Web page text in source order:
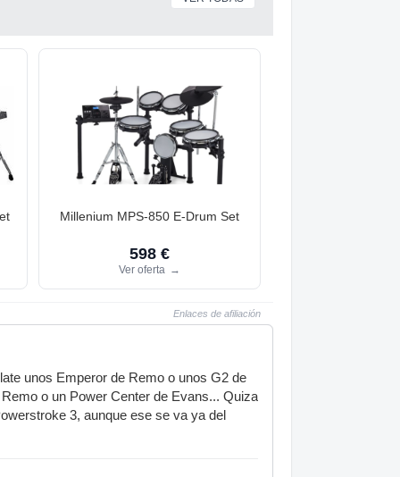
Millenium MPS-850 E-Drum Set
598 €
Ver oferta →
Enlaces de afiliación
unos Emperor de Remo o unos G2 de
o un Power Center de Evans... Quiza
3, aunque ese se va ya del